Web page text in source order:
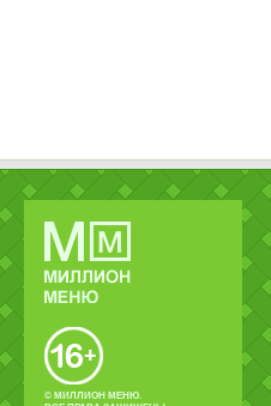
© МИЛЛИОН МЕНЮ.